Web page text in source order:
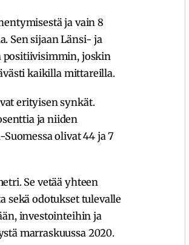
ja vain 8
Sen sijaan Länsi- ja
positiivisimmin, joskin
kaikilla mittareilla.
erityisen synkät.
ja niiden
olivat 44 ja 7
Se vetää yhteen
sekä odotukset tulevalle
investointeihin ja
marraskuussa 2020.